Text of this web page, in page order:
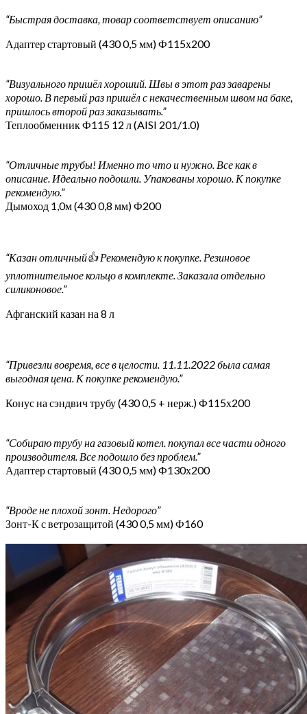
“Быстрая доставка, товар соответствует описанию”
Адаптер стартовый (430 0,5 мм) Ф115х200
“Визуального пришёл хороший. Швы в этот раз заварены
хорошо. В первый раз пришёл с некачественным швом на баке,
пришлось второй раз заказывать.”
Теплообменник Ф115 12 л (AISI 201/1.0)
“Отличные трубы! Именно то что и нужно. Все как в
описание. Идеально подошли. Упакованы хорошо. К покупке
рекомендую.”
Дымоход 1,0м (430 0,8 мм) Ф200
“Казан отличный👍 Рекомендую к покупке. Резиновое
уплотнительное кольцо в комплекте. Заказала отдельно
силиконовое.”
Афганский казан на 8 л
“Привезли вовремя, все в целости. 11.11.2022 была самая
выгодная цена. К покупке рекомендую.”
Конус на сэндвич трубу (430 0,5 + нерж.) Ф115х200
“Собираю трубу на газовый котел. покупал все части одного
производителя. Все подошло без проблем.”
Адаптер стартовый (430 0,5 мм) Ф130х200
“Вроде не плохой зонт. Недорого”
Зонт-К с ветрозащитой (430 0,5 мм) Ф160